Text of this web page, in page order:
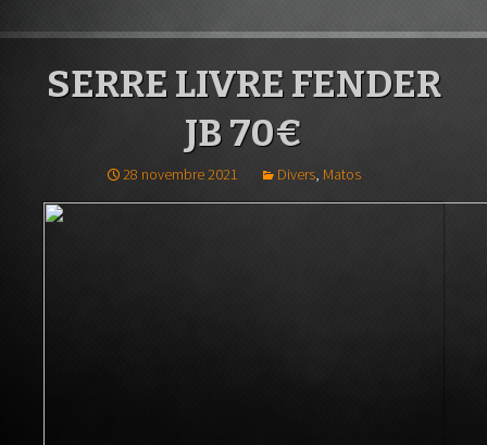
SERRE LIVRE FENDER
JB 70€
28 novembre 2021 Divers, Matos